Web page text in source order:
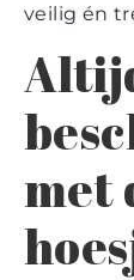
veilig én
met